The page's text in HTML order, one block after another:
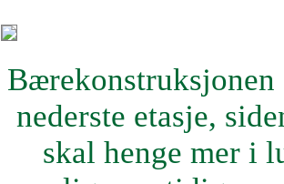
Bærekonstruksjonen
nederste etasje,
skal henge mer i